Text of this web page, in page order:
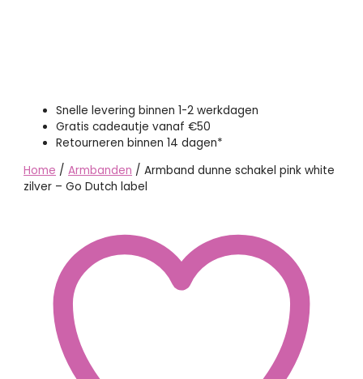
Snelle levering binnen 1-2 werkdagen
Gratis cadeautje vanaf €50
Retourneren binnen 14 dagen*
Home /Armbanden / Armband dunne schakel pink white
zilver – Go Dutch label